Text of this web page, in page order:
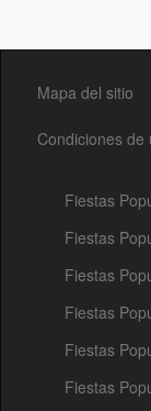
Mapa del sitio
Condiciones de
Fiestas
Fiestas
Fiestas
Fiestas
Fiestas
Fiestas